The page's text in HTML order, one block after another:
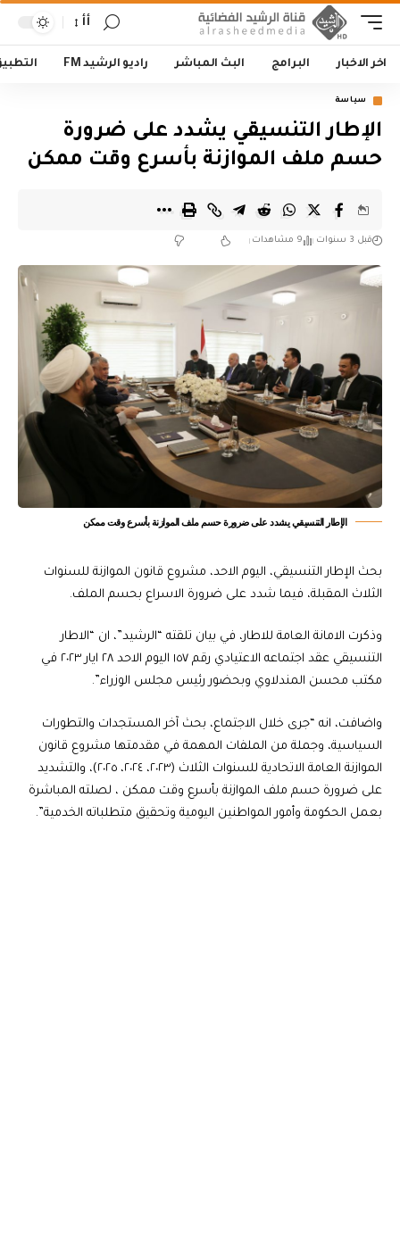
أأ
اخر الاخبار البرامج البث المباشر راديو الرشيد FM
سياسة
الإطار التنسيقي يشدد على ضرورة
حسم ملف الموازنة بأسرع وقت ممكن
قبل 3 سنوات 9 مشاهدات
الإطار التنسيقي يشدد على ضرورة حسم ملف الموازنة بأسرع وقت ممكن
بحث الإطار التنسيقي، اليوم الاحد، مشروع قانون الموازنة للسنوات
الثلاث المقبلة، فيما شدد على ضرورة الاسراع بحسم الملف.
وذكرت الامانة العامة للاطار، في بيان تلقته “الرشيد”، ان “الاطار
التنسيقي عقد اجتماعه الاعتيادي رقم ١٥٧ اليوم الاحد ٢٨ ايار ٢٠٢٣ في
مكتب محسن المندلاوي وبحضور رئيس مجلس الوزراء”.
واضافت، انه “جرى خلال الاجتماع، بحث آخر المستجدات والتطورات
السياسية، وجملة من الملفات المهمة في مقدمتها مشروع قانون
الموازنة العامة الاتحادية للسنوات الثلاث (٢٠٢٣، ٢٠٢٤، ٢٠٢٥)، والتشديد
على ضرورة حسم ملف الموازنة بأسرع وقت ممكن ، لصلته المباشرة
بعمل الحكومة وأمور المواطنين اليومية وتحقيق متطلباته الخدمية”.